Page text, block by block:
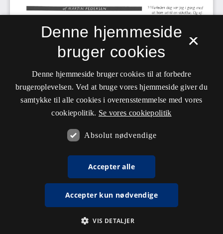
×
Denne hjemmeside
bruger cookies
Denne hjemmeside bruger cookies til at forbedre
brugeroplevelsen. Ved at bruge vores hjemmeside giver du
samtykke til alle cookies i overensstemmelse med vores
cookiepolitik. Se vores cookiepolitik
Absolut nødvendige
Accepter alle
Accepter kun nødvendige
VIS DETALJER